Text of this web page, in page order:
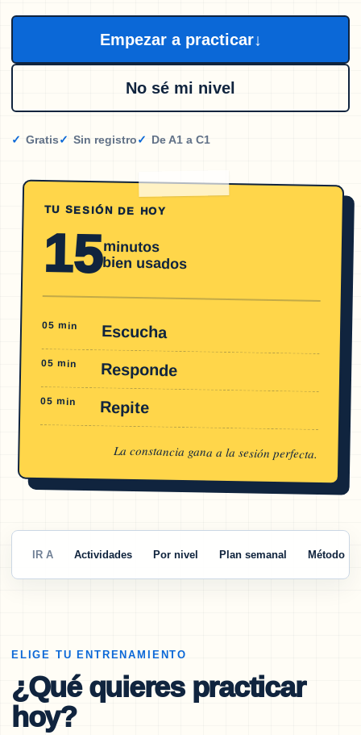
Empezar a practicar↓
No sé mi nivel
Gratis Sin registro De A1 a C1
TU SESIÓN DE HOY
15minutos
bien usados
05 min Escucha
05 min Responde
05 min Repite
La constancia gana a la sesión perfecta.
IR A Actividades Por nivel Plan semanal Método
ELIGE TU ENTRENAMIENTO
¿Qué quieres practicar
hoy?